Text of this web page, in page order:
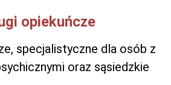
opiekuńcze
specjalistyczne dla osób z
oraz sąsiedzkie